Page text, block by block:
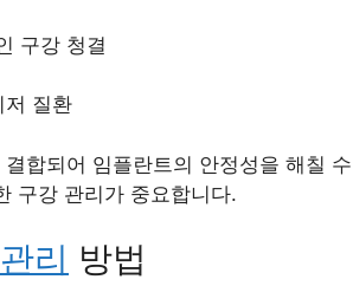
구강 청결
저 질환
합되어 임플란트의 안정성을 해칠
구강 관리가 중요합니다.
리 방법